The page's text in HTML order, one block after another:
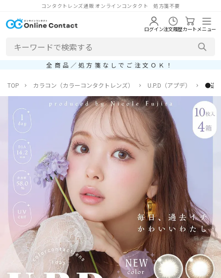
コンタクトレンズ通販 オンラインコンタクト 処方箋不要
ログイン注文履歴カートメニュー
全商品／処方箋なしでご注文ＯＫ！
TOP カラコン（カラーコンタクトレンズ） U.P.D（アプデ） ●送